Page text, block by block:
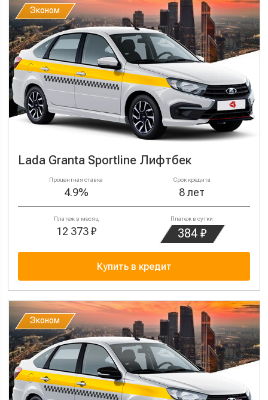
Эконом
Эконом
Lada Granta Sportline Лифтбек
Процентная ставка
4.9%
Срок кредита
8 лет
Платеж в месяц
12 373 ₽
Платеж в сутки
384 ₽
Купить в кредит
Эконом
Эконом